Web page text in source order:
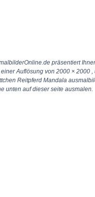
präsentiert
Auflösung von 2000 × 2000 ,
Reitpferd Mandala
unten auf dieser seite ausmalen.